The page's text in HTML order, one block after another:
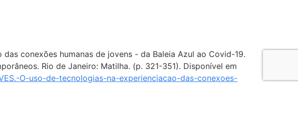
conexões humanas de jovens - da Baleia Azul ao Covid-19.
Rio de Janeiro: Matilha. (p. 321-351). Disponível em
O-uso-de-tecnologias-na-experienciacao-das-conexoes-